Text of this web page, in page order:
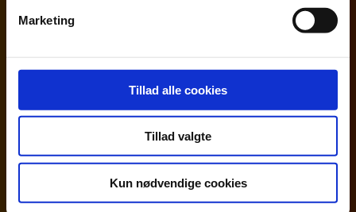
Marketing
Tillad alle cookies
Tillad valgte
Kun nødvendige cookies